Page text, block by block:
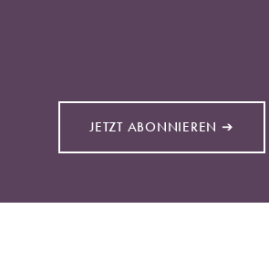
JETZT ABONNIEREN ➔